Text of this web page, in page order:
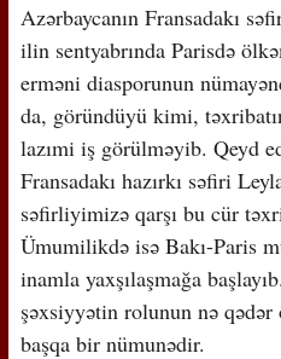
Azərbaycanın Fransadakı
ilin sentyabrında Parisdə
erməni diasporunun
da, göründüyü kimi,
lazımi iş görülməyib. Qeyd
Fransadakı hazırkı səfiri
səfirliyimizə qarşı bu cür
Ümumilikdə isə Bakı-Paris
inamla yaxşılaşmağa
şəxsiyyətin rolunun nə
başqa bir nümunədir.